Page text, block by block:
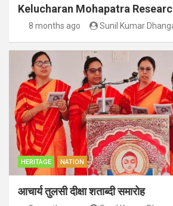
Kelucharan Mohapatra
8 months ago Sunil Kumar
HERITAGE NATION
आचार्य तुलसी दीक्षा शताब्दी समारोह